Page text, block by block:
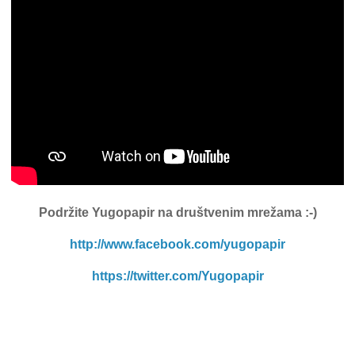
Podržite Yugopapirna društvenim mrežama :-)
http://www.facebook.com/yugopapir
https://twitter.com/Yugopapir